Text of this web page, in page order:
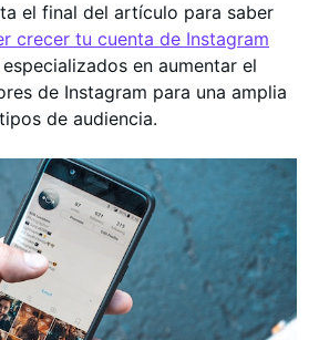
el final del artículo para saber
crecer tu cuenta de Instagram
en aumentar el
de Instagram para una amplia
de audiencia.